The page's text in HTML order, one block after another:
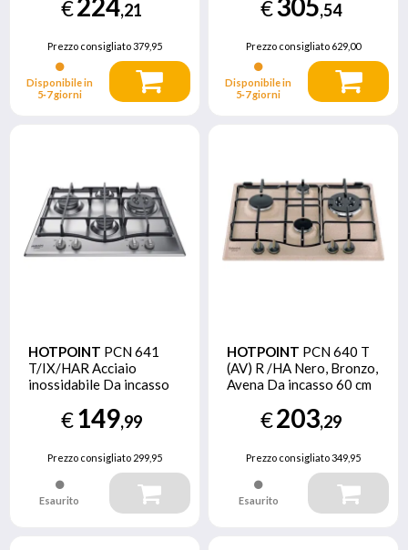
€ ,21
Prezzo consigliato379,95
Disponibile in
5‑7 giorni
€ ,54
Prezzo consigliato 629,00
Disponibile in
5‑7 giorni
HOTPOINT PCN 641
T/IX/HAR Acciaio
inossidabile Da incasso
€149,99
Prezzo consigliato299,95
Esaurito
HOTPOINT PCN 640 T
(AV) R /HA Nero, Bronzo,
Avena Da incasso 60 cm
€203,29
Prezzo consigliato349,95
Esaurito